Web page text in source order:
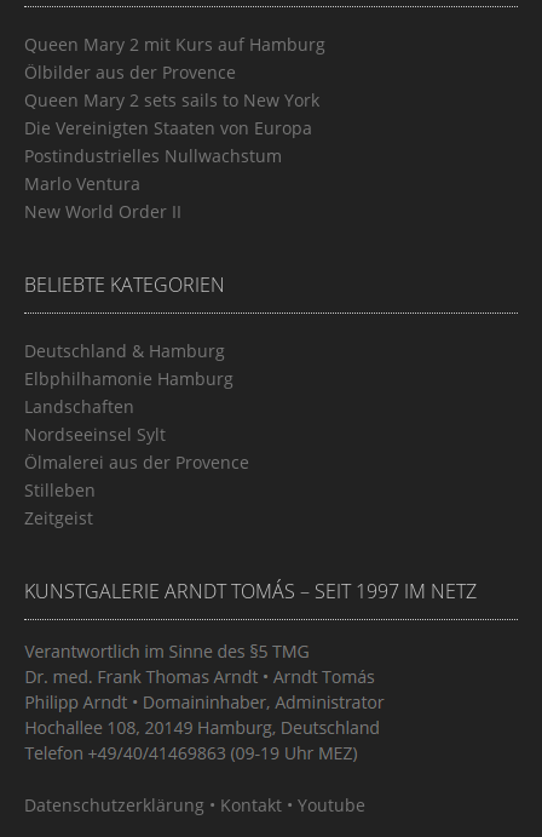
Queen Mary 2 mit Kurs auf Hamburg
Ölbilder aus der Provence
Queen Mary 2 sets sails to New York
Die Vereinigten Staaten von Europa
Postindustrielles Nullwachstum
Marlo Ventura
New World Order II
BELIEBTE KATEGORIEN
Deutschland & Hamburg
Elbphilhamonie Hamburg
Landschaften
Nordseeinsel Sylt
Ölmalerei aus der Provence
Stilleben
Zeitgeist
KUNSTGALERIE ARNDT TOMÁS – SEIT 1997 IM NETZ
Datenschutzerklärung • Kontakt • Youtube